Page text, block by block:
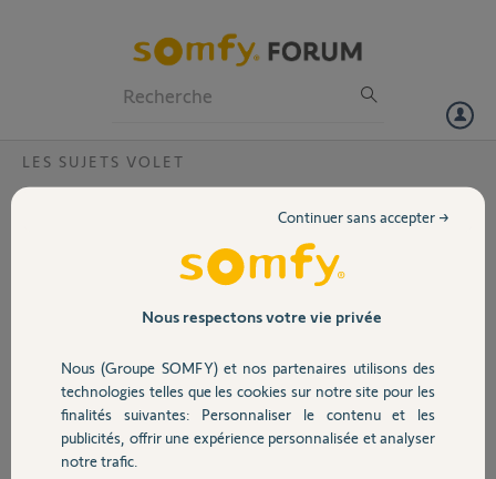
Volet
Sécurité
Domotique
LES SUJETS VOLET
plusieurs zones de commande ?
J'ai de une vingtaine de volets alimenté avec des moteurs de volet
Somfy . j'aimerai faire des zones de 4 ou 5 volets par zone . Chambre
, salon , cuisine , étage ; etc ...
J'aimerai connaitre le matériel à utiliser pour obtenir ces zones
installation en automatique ??
de plus quelqu'un peut-il me donner les avantages les inconvénients
entre télécommande et la box ?
Merci,
Nous respectons votre vie privée
Nous (Groupe SOMFY) et nos partenaires utilisons des
technologies telles que les cookies sur notre site pour les
finalités suivantes: Personnaliser le contenu et les
publicités, offrir une expérience personnalisée et analyser
notre trafic.
Continuer sans accepter →